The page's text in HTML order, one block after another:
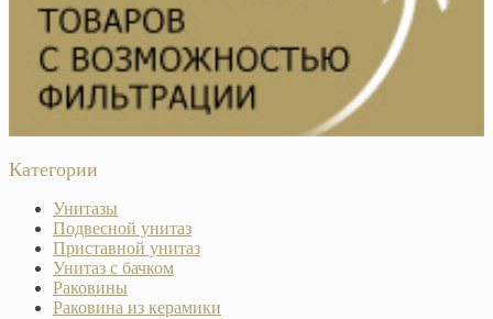
Категории
Унитазы
Подвесной унитаз
Приставной унитаз
Унитаз с бачком
Раковины
Раковина из керамики